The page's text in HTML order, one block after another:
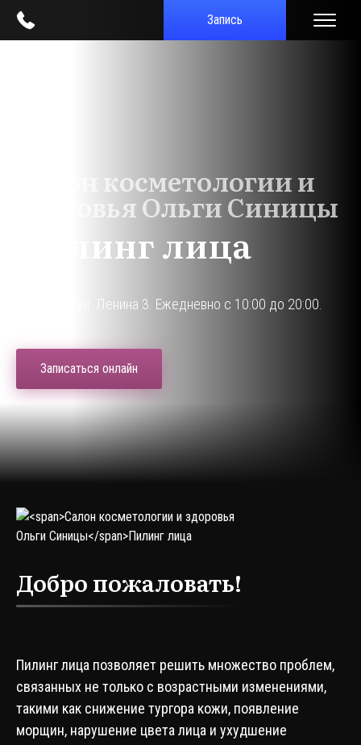
Запись
Салон косметологии и
здоровья Ольги Синицы
Пилинг лица
г. Кириши, ул. Ленина 3. Ежедневно с 10:00 до 20:00.
Записаться онлайн
Добро пожаловать!
Пилинг лица позволяет решить множество проблем,
связанных не только с возрастными изменениями,
такими как снижение тургора кожи, появление
морщин, нарушение цвета лица и ухудшение